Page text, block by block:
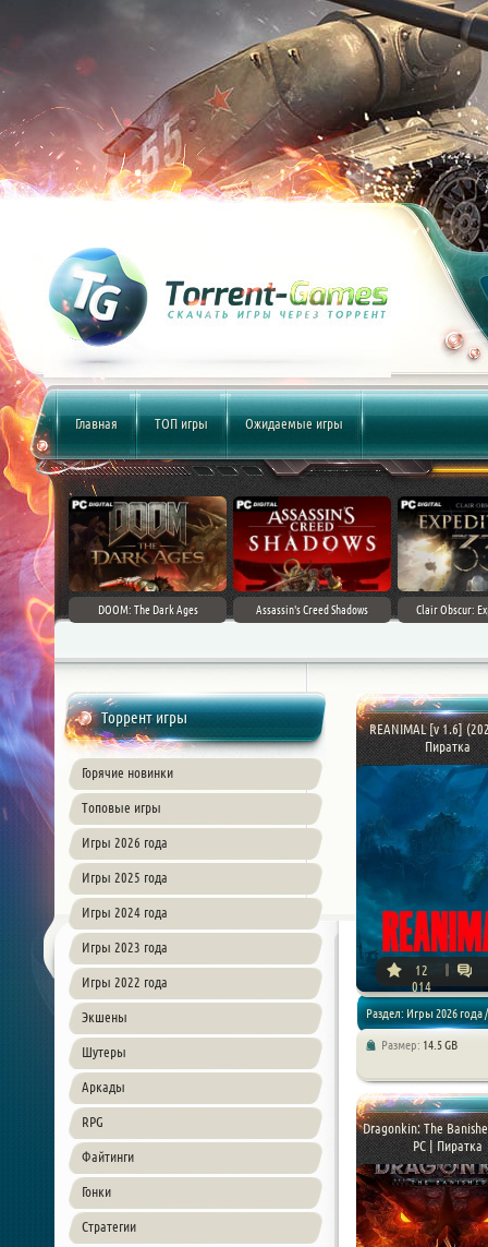
Главная ТОП игры Ожидаемые игры
DOOM: The Dark Ages Assassin's Creed Shadows Clair Obscur:
Торрент игры
Горячие новинки
Топовые игры
Игры 2026 года
Игры 2025 года
Игры 2024 года
Игры 2023 года
Игры 2022 года
Экшены
Шутеры
Аркады
RPG
Файтинги
Гонки
Стратегии
REANIMAL [v 1.6]
Пиратка
12
014
Раздел: Игры 2026 года /
Размер: 14.5 GB
Dragonkin: The
PC | Пиратка